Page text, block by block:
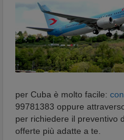
per Cuba è molto facile:
99781383 oppure
per richiedere il preventivo
offerte più adatte a te.